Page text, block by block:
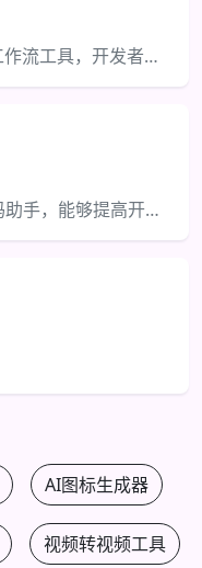
基于AI技术的代码片段管理器和工作流工具，开发者可以保存和重用关键材料。
黑盒是一款由人工智能驱动的编码助手，能够提高开发人员的生产力。
AI图标生成器
视频转视频工具